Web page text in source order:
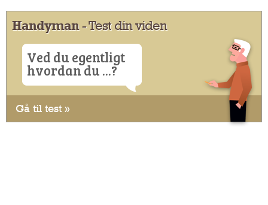
Handyman- Test din viden
Ved du egentligt
hvordan du ...?
Gå til test »